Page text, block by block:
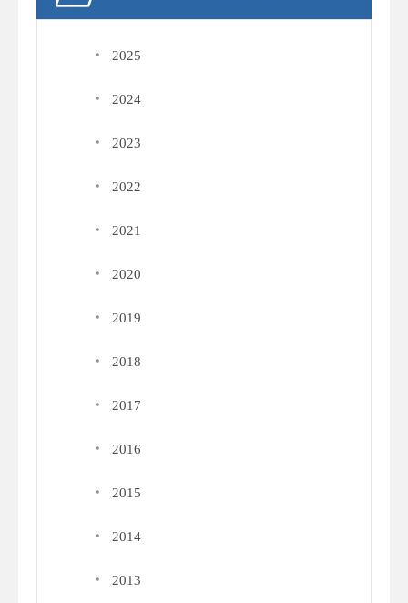
· 2025
· 2024
· 2023
· 2022
· 2021
· 2020
· 2019
· 2018
· 2017
· 2016
· 2015
· 2014
· 2013